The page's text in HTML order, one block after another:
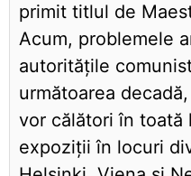
primit titlul de
Acum, problemele
autoritățile
următoarea
vor călători în toată
expoziții în locuri